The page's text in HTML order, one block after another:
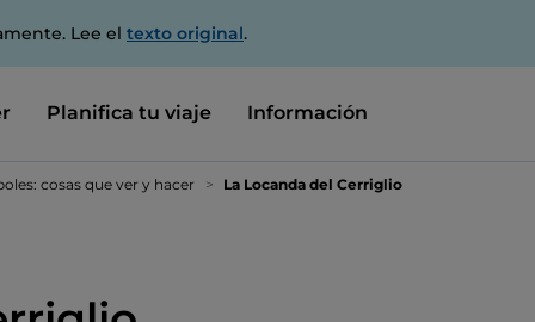
Lee el texto original.
Planifica tu viaje Información
cosas que ver y hacer La Locanda del Cerriglio